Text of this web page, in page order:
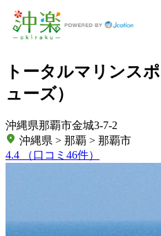
トータルマリンス
ューズ）
沖縄県那覇市金城3-7-2
沖縄県 > 那覇 > 那覇市
4.4
（口コミ46件）